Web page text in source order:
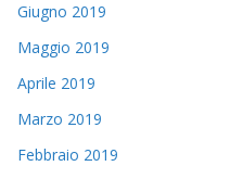
Giugno 2019
Maggio 2019
Aprile 2019
Marzo 2019
Febbraio 2019